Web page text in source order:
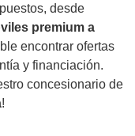
desde
premium a
encontrar ofertas
y financiación.
concesionario de
!